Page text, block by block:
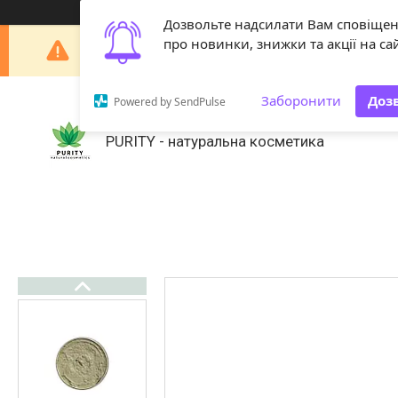
Дозвольте надсилати Вам
про новинки, знижки та акції на
Powered by SendPulse Заборонити
Шановні покупці! З 29 липня по 18 серпня наша
PURITY - натуральна косметика